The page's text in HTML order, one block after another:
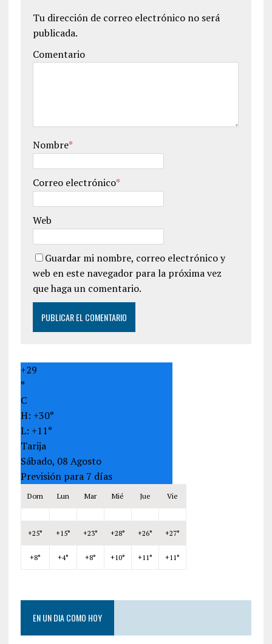
Tu dirección de correo electrónico no será
publicada.
Comentario
Nombre*
Correo electrónico*
Web
Guardar mi nombre, correo electrónico y
web en este navegador para la próxima vez
que haga un comentario.
+29
°
C
H: +30°
L: +11°
Tarija
Sábado, 08 Agosto
Previsión para 7 días
Dom Lun Mar Mié Jue Vie
+25° +15° +23° +28° +26° +27°
+8° +4° +8° +10° +11° +11°
EN UN DIA COMO HOY